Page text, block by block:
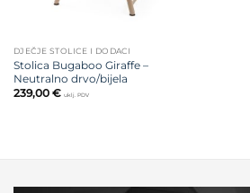
DJEČJE STOLICE I DODACI
Stolica Bugaboo Giraffe –
Neutralno drvo/bijela
239,00 € uklj. PDV